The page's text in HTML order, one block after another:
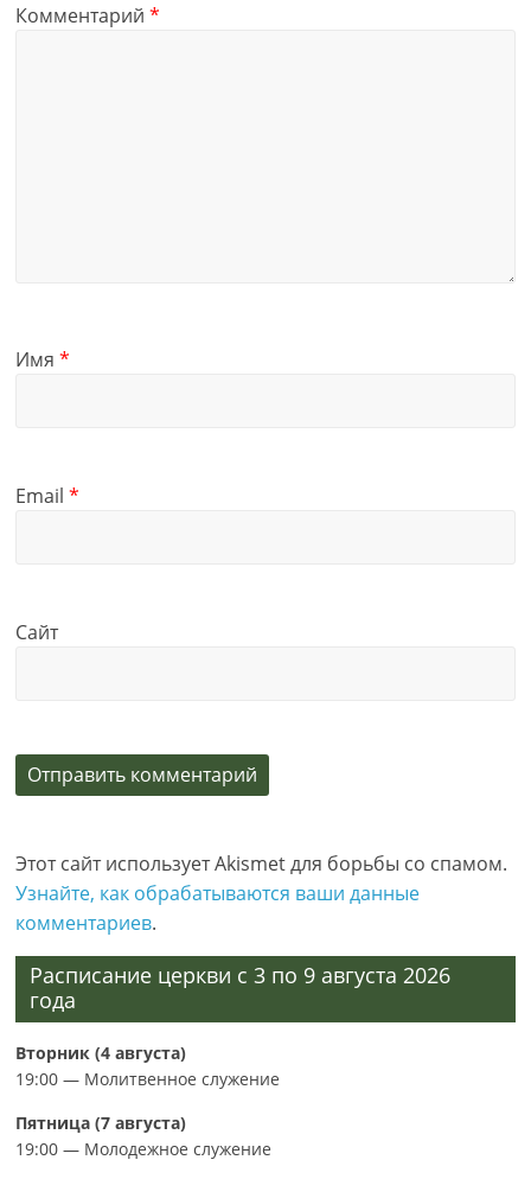
Комментарий*
Имя*
Email*
Сайт
Этот сайт использует Akismet для борьбы со спамом.
Узнайте, как обрабатываются ваши данные
комментариев.
Расписание церкви с 3 по 9 августа 2026
года
Вторник (4 августа)
19:00 — Молитвенное служение
Пятница (7 августа)
19:00 — Молодежное служение